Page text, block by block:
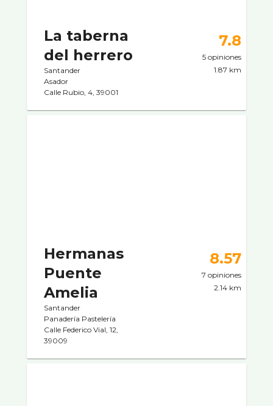
La taberna
del herrero
Santander
Asador
Calle Rubio, 4, 39001
7.8
5 opiniones
1.87 km
Hermanas
Puente
Amelia
Santander
Panaderí­a Pastelerí­a
Calle Federico Vial, 12,
39009
8.57
7 opiniones
2.14 km